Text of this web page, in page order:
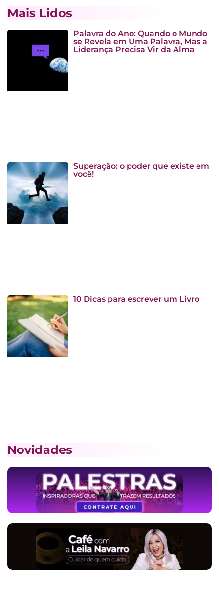
Mais Lidos
Palavra do Ano: Quando o Mundo
se Revela em Uma Palavra, Mas a
Liderança Precisa Vir da Alma
Superação: o poder que existe em
você!
10 Dicas para escrever um Livro
Novidades